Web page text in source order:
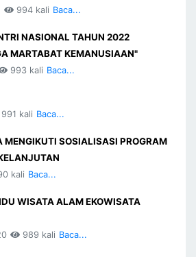
994 kali Baca...
NASIONAL TAHUN 2022
MARTABAT KEMANUSIAAN"
993 kali Baca...
991 kali Baca...
MENGIKUTI SOSIALISASI PROGRAM
kali Baca...
WISATA ALAM EKOWISATA
989 kali Baca...